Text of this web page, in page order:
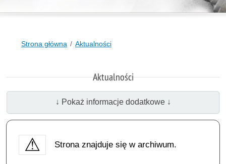
Strona główna Aktualności
Aktualności
↓ Pokaż informacje dodatkowe ↓
Strona znajduje się w archiwum.